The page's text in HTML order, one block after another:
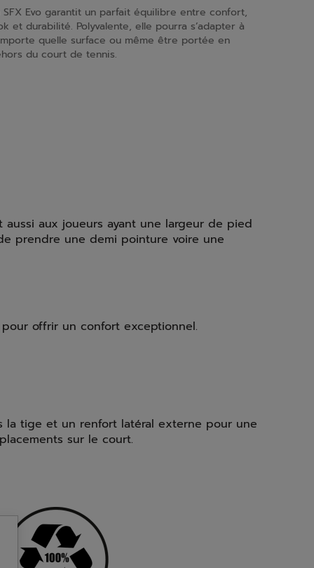
SFX Evo garantit un parfait équilibre entre confort,
et durabilité. Polyvalente, elle pourra s’adapter à
quelle surface ou même être portée en
du court de tennis.
aux joueurs ayant une largeur de pied
prendre une demi pointure voire une
offrir un confort exceptionnel.
la tige et un renfort latéral externe pour une
sur le court.